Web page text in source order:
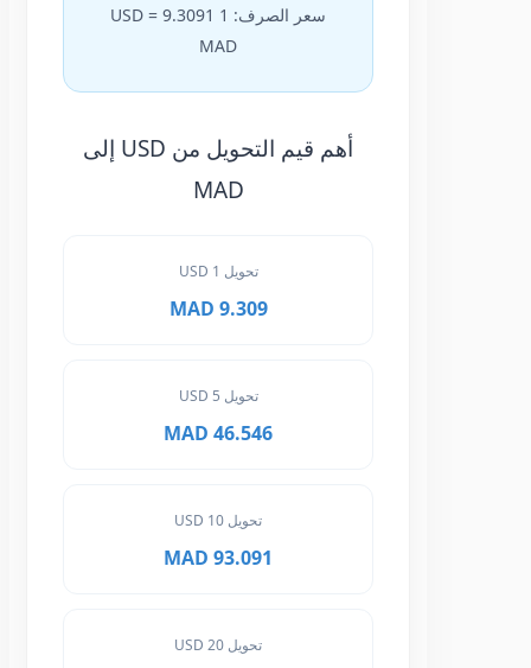
سعر الصرف: 1 USD = 9.3091
أهم قيم التحويل من USD إلى
MAD
تحويل 1 USD
9.309 MAD
تحويل 5 USD
46.546 MAD
93.091 MAD